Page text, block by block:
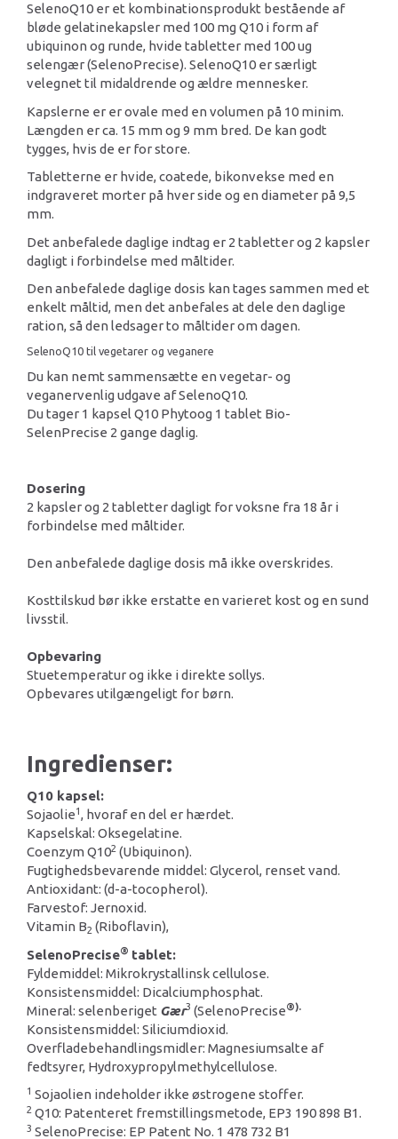
SelenoQ10 er et kombinationsprodukt bestående af
bløde gelatinekapsler med 100 mg Q10 i form af
ubiquinon og runde, hvide tabletter med 100 ug
selengær (SelenoPrecise). SelenoQ10 er særligt
velegnet til midaldrende og ældre mennesker.
Kapslerne er er ovale med en volumen på 10 minim.
Længden er ca. 15 mm og 9 mm bred. De kan godt
tygges, hvis de er for store.
Tabletterne er hvide, coatede, bikonvekse med en
indgraveret morter på hver side og en diameter på 9,5
mm.
Det anbefalede daglige indtag er 2 tabletter og 2 kapsler
dagligt i forbindelse med måltider.
Den anbefalede daglige dosis kan tages sammen med et
enkelt måltid, men det anbefales at dele den daglige
ration, så den ledsager to måltider om dagen.
SelenoQ10 til vegetarer og veganere
Du kan nemt sammensætte en vegetar- og
veganervenlig udgave af SelenoQ10.
Du tager 1 kapsel Q10 Phytoog 1 tablet Bio-
SelenPrecise 2 gange daglig.
Dosering
2 kapsler og 2 tabletter dagligt for voksne fra 18 år i
forbindelse med måltider.
Den anbefalede daglige dosis må ikke overskrides.
Kosttilskud bør ikke erstatte en varieret kost og en sund
livsstil.
Opbevaring
Stuetemperatur og ikke i direkte sollys.
Opbevares utilgængeligt for børn.
Ingredienser:
Q10 kapsel:
Sojaolie1, hvoraf en del er hærdet.
Kapselskal: Oksegelatine.
Coenzym Q102 (Ubiquinon).
Fugtighedsbevarende middel: Glycerol, renset vand.
Antioxidant: (d-a-tocopherol).
Farvestof: Jernoxid.
Vitamin B2 (Riboflavin),
SelenoPrecise® tablet:
Fyldemiddel: Mikrokrystallinsk cellulose.
Konsistensmiddel: Dicalciumphosphat.
Mineral: selenberiget Gær3 (SelenoPrecise®).
Konsistensmiddel: Siliciumdioxid.
Overfladebehandlingsmidler: Magnesiumsalte af
fedtsyrer, Hydroxypropylmethylcellulose.
1 Sojaolien indeholder ikke østrogene stoffer.
2 Q10: Patenteret fremstillingsmetode, EP3 190 898 B1.
3 SelenoPrecise: EP Patent No. 1 478 732 B1